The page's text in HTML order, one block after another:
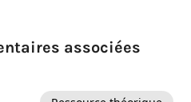
associées